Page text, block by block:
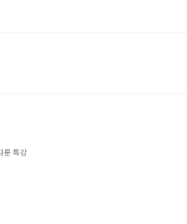
룬 특강